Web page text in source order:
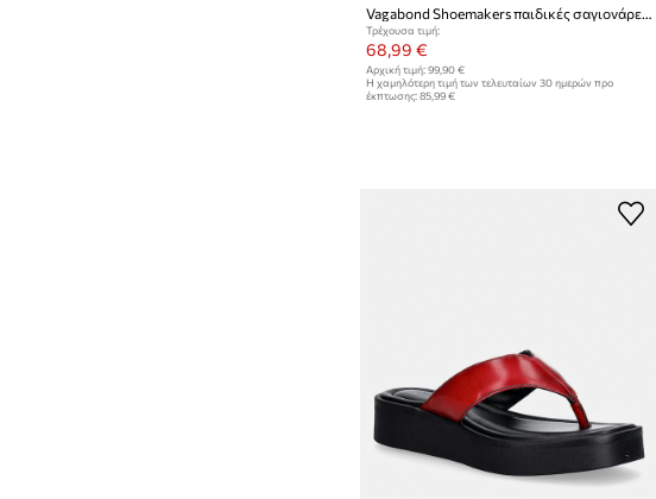
Vagabond Shoemakers παιδικές σαγιονάρες δίχαλο δερμάτινες DANYA
Τρέχουσα τιμή:
68,99 €
Αρχική τιμή: 99,90 €
Η χαμηλότερη τιμή των τελευταίων 30 ημερών προ
έκπτωσης: 85,99 €